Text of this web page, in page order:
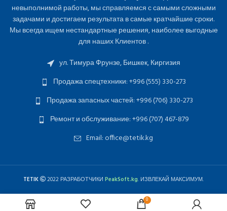
невыполнимой работы, мы справляемся с самыми сложными
задачами и достигаем результата в самые кратчайшие сроки.
Мы всегда ищем нестандартные решения, наиболее выгодные
для наших Клиентов .
ул. Тимура Фрунзе, Бишкек, Киргизия
Продажа спецтехники: +996 (555) 330-273
Продажа запасных частей: +996 (706) 330-273
Ремонт и обслуживание: +996 (707) 467-879
Email: office@tetik.kg
TETIK 2022 РАЗРАБОТЧИКИ PeakSoft.kg. ИЗВЛЕКАЙ МАКСИМУМ.
0